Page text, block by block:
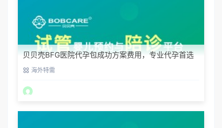
贝贝壳BFG医院代孕包成功方案费用，专业代孕首选
海外特需